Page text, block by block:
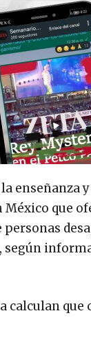
enseñanza
México que
según
calculan